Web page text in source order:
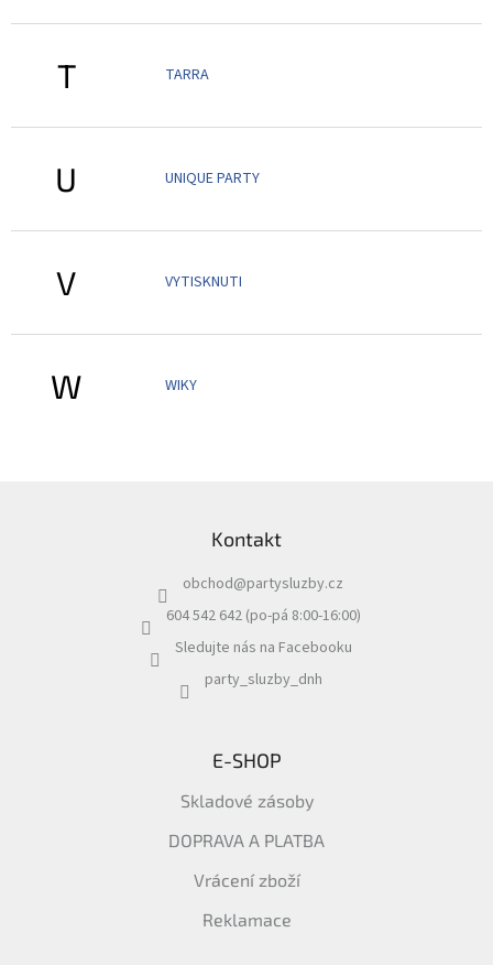
T TARRA
U UNIQUE PARTY
V VYTISKNUTI
W WIKY
Kontakt
obchod@partysluzby.cz
604 542 642 (po-pá 8:00-16:00)
Sledujte nás na Facebooku
party_sluzby_dnh
E-SHOP
Skladové zásoby
DOPRAVA A PLATBA
Vrácení zboží
Reklamace